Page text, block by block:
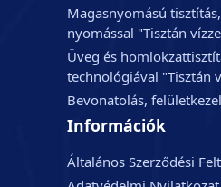
Magasnyomású
nyomással "Tisztán
Üveg és
technológiával "Tisztán
Bevonatolás,
Információk
Általános Szerződési